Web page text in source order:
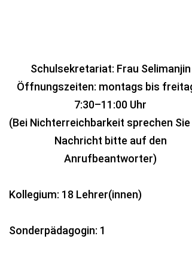
Schulsekretariat: Frau Selimanjin
Öffnungszeiten: montags bis
7:30–11:00 Uhr
(Bei Nichterreichbarkeit sprechen
Nachricht bitte auf den
Anrufbeantworter)
Kollegium: 18 Lehrer(innen)
Sonderpädagogin: 1